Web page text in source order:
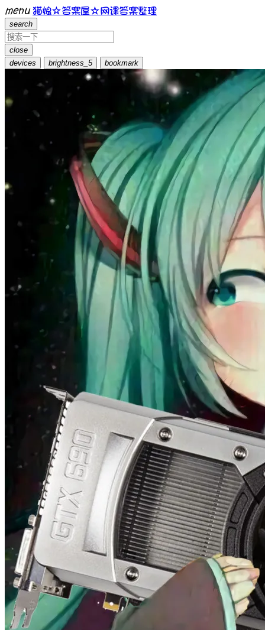
menu 猫娘☆答案屋☆网课答案整理
search
close
devices
brightness_5 bookmark